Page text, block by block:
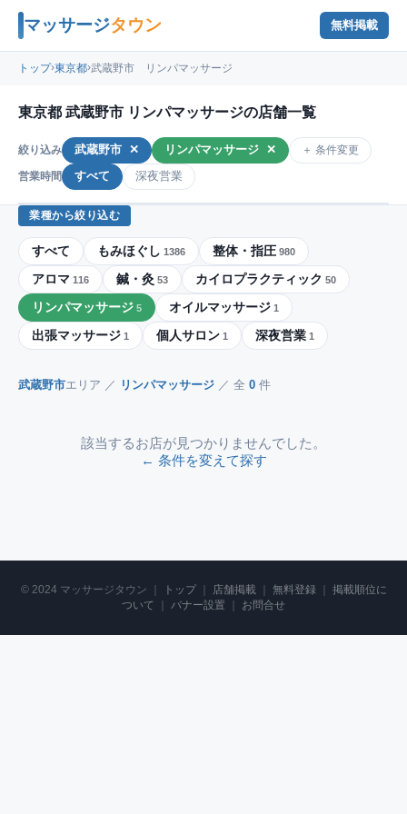
マッサージタウン 無料掲載
トップ›東京都›武蔵野市 リンパマッサージ
東京都 武蔵野市 リンパマッサージの店舗一覧
絞り込み 武蔵野市 ✕ リンパマッサージ ✕ ＋ 条件変更
営業時間 すべて 深夜営業
業種から絞り込む
すべて もみほぐし 1386 整体・指圧 980
アロマ 116 鍼・灸 53 カイロプラクティック 50
リンパマッサージ 5 オイルマッサージ 1
出張マッサージ 1 個人サロン 1 深夜営業 1
武蔵野市エリア ／ リンパマッサージ ／ 全 0 件
該当するお店が見つかりませんでした。
← 条件を変えて探す
© 2024 マッサージタウン ｜ トップ｜ 店舗掲載｜ 無料登録
掲載順位に
ついて
バナー設置 お問合せ